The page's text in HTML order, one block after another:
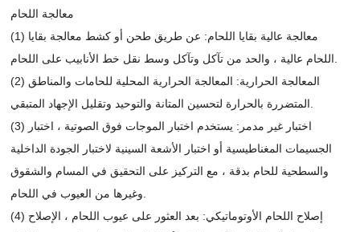
معالجة اللحام
(1) معالجة عالية بقايا اللحام: عن طريق طحن أو كشط معالجة بقايا
(2) المعالجة الحرارية: المعالجة الحرارية المحلية للحامات والمناطق
(3) اختبار غير مدمر: يستخدم اختبار الموجات فوق الصوتية ، اختبار
الجسيمات المغناطيسية أو اختبار الأشعة السينية لاختبار الجودة الداخلية
والسطحية للحام بدقة ، مع التركيز على التحقيق في المسام والشقوق
(4) إصلاح اللحام الأوتوماتيكي: بعد العثور على عيوب اللحام ، الإصلاح